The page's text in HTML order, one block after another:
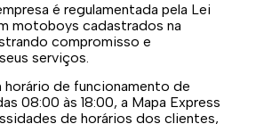
motoboys cadastrados na
compromisso e
serviços.
08:00 às 18:00, a Mapa Express
de horários dos clientes,